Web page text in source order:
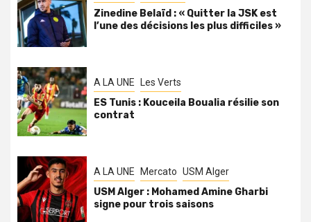
Zinedine Belaïd : « Quitter la JSK est
l’une des décisions les plus difficiles »
A LA UNE Les Verts
ES Tunis : Kouceila Boualia résilie son
contrat
A LA UNE Mercato USM Alger
USM Alger : Mohamed Amine Gharbi
signe pour trois saisons